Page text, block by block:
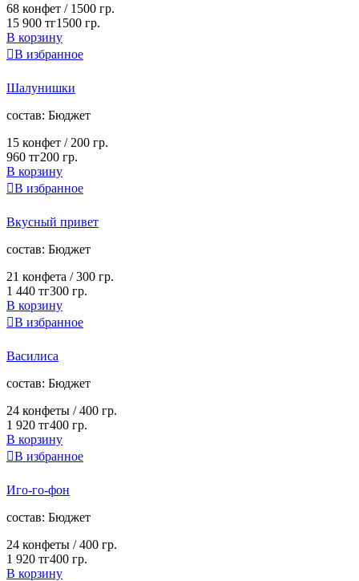
68 конфет / 1500 гр.
15 900 тг1500 гр.
В корзину
В избранное
Шалунишки
cостав: Бюджет
15 конфет / 200 гр.
960 тг200 гр.
В корзину
В избранное
Вкусный привет
cостав: Бюджет
21 конфета /300 гр.
1 440 тг300 гр.
В корзину
В избранное
Василиса
cостав: Бюджет
24 конфеты /400 гр.
1 920 тг400 гр.
В корзину
В избранное
Иго-го-фон
cостав: Бюджет
24 конфеты /400 гр.
1 920 тг400 гр.
В корзину